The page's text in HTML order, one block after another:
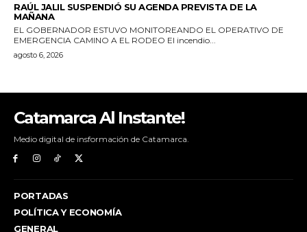
Catamarca Al Instante!
Medio digital de insformación de Catamarca.
PORTADAS
POLÍTICA Y ECONOMÍA
GENERAL